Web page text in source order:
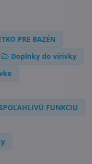
PRE BAZÉN
Doplnky do vírivky
FUNKCIU